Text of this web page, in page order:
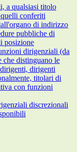
a qualsiasi titolo
conferiti
di indirizzo
pubbliche di
posizione
dirigenziali (da
che distinguano le
dirigenti
titolari di
con funzioni
discrezionali